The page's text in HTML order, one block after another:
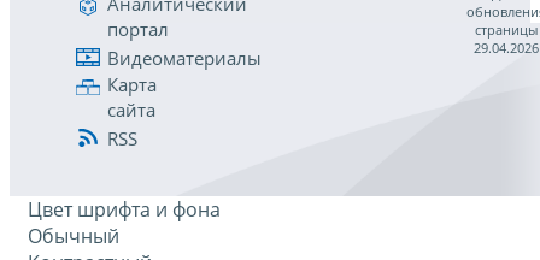
портал
Видеоматериалы
Карта
сайта
RSS
страницы
29.04.2026
Цвет шрифта и фона
Обычный